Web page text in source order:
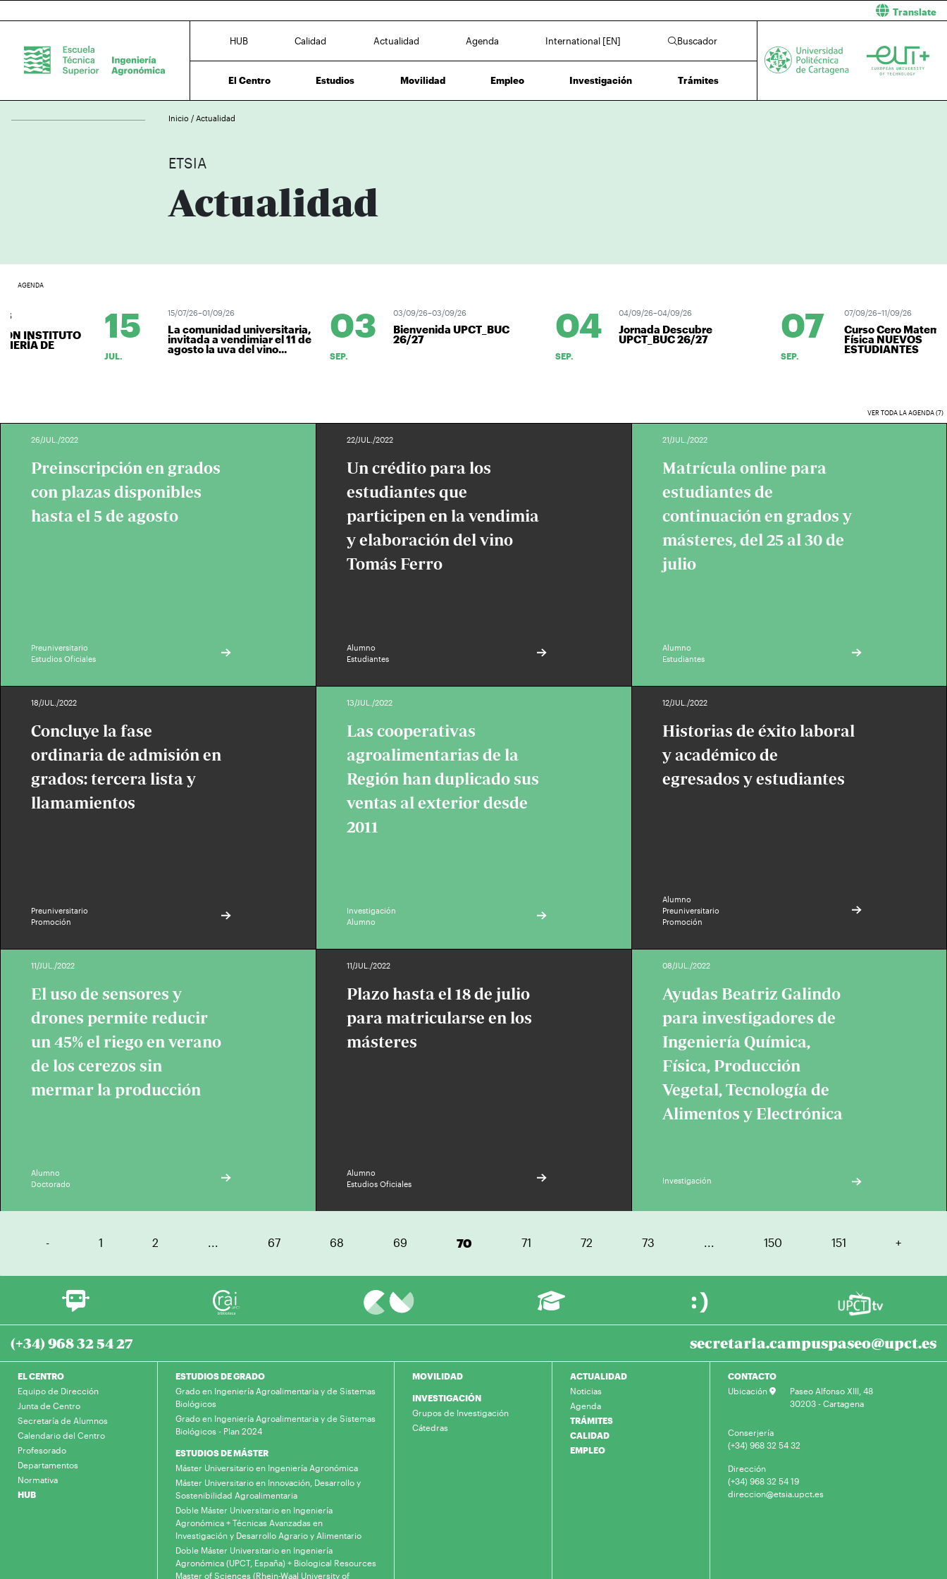
Translate
HUB Calidad Actualidad Agenda International [EN] Buscador
El Centro Estudios Movilidad Empleo Investigación Trámites
Inicio / Actualidad
ETSIA
Actualidad
AGENDA
INSTITUTO
DE
15
JUL.
15/07/26–01/09/26
La comunidad universitaria,
invitada a vendimiar el 11 de
agosto la uva del vino...
03
SEP.
03/09/26–03/09/26
Bienvenida UPCT_BUC
26/27 04
SEP.
04/09/26–04/09/26
Jornada Descubre
UPCT_BUC 26/27 07
SEP.
07/09/26–11/09/26
Curso Cero
Física NUEVOS
ESTUDIANTES
VER TODA LA AGENDA (7)
26/JUL./2022
Preinscripción en grados
con plazas disponibles
hasta el 5 de agosto
Preuniversitario
Estudios Oficiales
22/JUL./2022
Un crédito para los
estudiantes que
participen en la vendimia
y elaboración del vino
Tomás Ferro
Alumno
Estudiantes
21/JUL./2022
Matrícula online para
estudiantes de
continuación en grados y
másteres, del 25 al 30 de
julio
Alumno
Estudiantes
18/JUL./2022
Concluye la fase
ordinaria de admisión en
grados: tercera lista y
llamamientos
Preuniversitario
Promoción
13/JUL./2022
Las cooperativas
agroalimentarias de la
Región han duplicado sus
ventas al exterior desde
2011
Investigación
Alumno
12/JUL./2022
Historias de éxito laboral
y académico de
egresados y estudiantes
Alumno
Preuniversitario
Promoción
11/JUL./2022
El uso de sensores y
drones permite reducir
un 45% el riego en verano
de los cerezos sin
mermar la producción
Alumno
Doctorado
11/JUL./2022
Plazo hasta el 18 de julio
para matricularse en los
másteres
Alumno
Estudios Oficiales
08/JUL./2022
Ayudas Beatriz Galindo
para investigadores de
Ingeniería Química,
Física, Producción
Vegetal, Tecnología de
Alimentos y Electrónica
Investigación
- 1 2 ... 67 68 69 70 71 72 73 ... 150 151 +
(+34) 968 32 54 27 secretaria.campuspaseo@upct.es
EL CENTRO
Equipo de Dirección
Junta de Centro
Secretaría de Alumnos
Calendario del Centro
Profesorado
Departamentos
Normativa
HUB
ESTUDIOS DE GRADO
Grado en Ingeniería Agroalimentaria y de Sistemas
Biológicos
Grado en Ingeniería Agroalimentaria y de Sistemas
Biológicos - Plan 2024
ESTUDIOS DE MÁSTER
Máster Universitario en Ingeniería Agronómica
Máster Universitario en Innovación, Desarrollo y
Sostenibilidad Agroalimentaria
Doble Máster Universitario en Ingeniería
Agronómica + Técnicas Avanzadas en
Investigación y Desarrollo Agrario y Alimentario
Doble Máster Universitario en Ingeniería
Agronómica (UPCT, España) + Biological Resources
Master of Sciences (Rhein-Waal University of
MOVILIDAD
INVESTIGACIÓN
Grupos de Investigación
Cátedras
ACTUALIDAD
Noticias
Agenda
TRÁMITES
CALIDAD
EMPLEO
CONTACTO
Ubicación
Paseo Alfonso XIII, 48
30203 - Cartagena
Conserjería
(+34) 968 32 54 32
Dirección
(+34) 968 32 54 19
direccion@etsia.upct.es